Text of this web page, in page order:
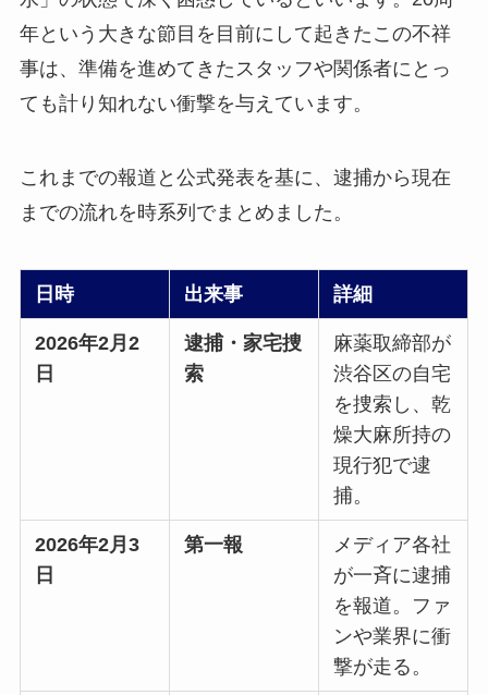
年という大きな節目を目前にして起きたこの不祥
事は、準備を進めてきたスタッフや関係者にとっ
ても計り知れない衝撃を与えています。
これまでの報道と公式発表を基に、逮捕から現在
までの流れを時系列でまとめました。
日時 出来事 詳細
2026年2月2
日
逮捕・家宅捜
索
麻薬取締部が
渋谷区の自宅
を捜索し、乾
燥大麻所持の
現行犯で逮
捕。
2026年2月3
日
第一報
メディア各社
が一斉に逮捕
を報道。ファ
ンや業界に衝
撃が走る。